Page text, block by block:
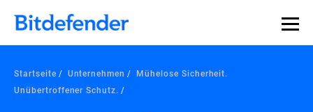
Startseite Unternehmen
Mühelose Sicherheit.
Unübertroffener Schutz.